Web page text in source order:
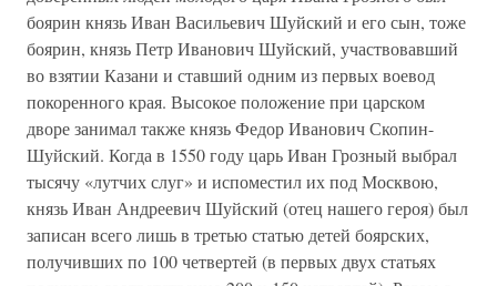
боярин князь Иван Васильевич Шуйский и его сын, тоже
боярин, князь Петр Иванович Шуйский, участвовавший
во взятии Казани и ставший одним из первых воевод
покоренного края. Высокое положение при царском
дворе занимал также князь Федор Иванович Скопин-
Шуйский. Когда в 1550 году царь Иван Грозный выбрал
тысячу «лутчих слуг» и испоместил их под Москвою,
князь Иван Андреевич Шуйский (отец нашего героя) был
записан всего лишь в третью статью детей боярских,
получивших по 100 четвертей (в первых двух статьях